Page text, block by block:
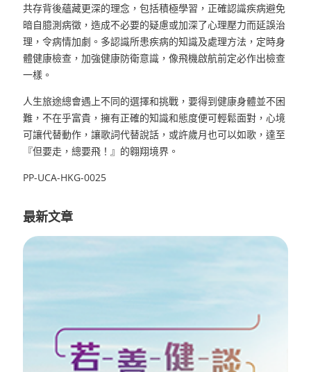
共存背後蘊藏更深的理念，包括積極學習，正確認識疾病避免
暗自臆測病徵，造成不必要的疑慮或加深了心理壓力而延誤治
理，令病情加劇。多認識所患疾病的知識及處理方法，定時身
體健康檢查，加強健康防衛意識，像飛機啟航前定必作出檢查
一樣。
人生旅途總會遇上不同的選擇和挑戰，要得到健康身體並不困
難，不在乎富貴，擁有正確的知識和態度便可輕鬆面對，心境
可讓代替動作，讓歌詞代替說話，或許歲月也可以如歌，達至
『但要走，總要飛！』的翱翔境界。
PP-UCA-HKG-0025
最新文章